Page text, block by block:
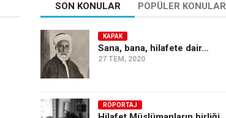
SON KONULAR POPÜLER KONULAR
KAPAK
Sana, bana, hilafete dair…
27 TEM, 2020
RÖPORTAJ